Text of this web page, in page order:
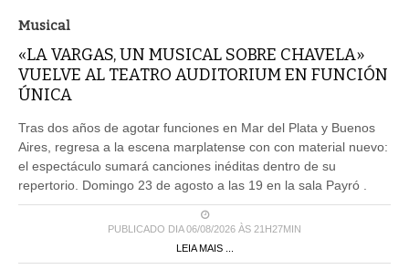
Musical
«LA VARGAS, UN MUSICAL SOBRE CHAVELA»
VUELVE AL TEATRO AUDITORIUM EN FUNCIÓN
ÚNICA
Tras dos años de agotar funciones en Mar del Plata y Buenos
Aires, regresa a la escena marplatense con con material nuevo:
el espectáculo sumará canciones inéditas dentro de su
repertorio. Domingo 23 de agosto a las 19 en la sala Payró .
PUBLICADO DIA 06/08/2026 ÀS 21H27MIN
LEIA MAIS ...